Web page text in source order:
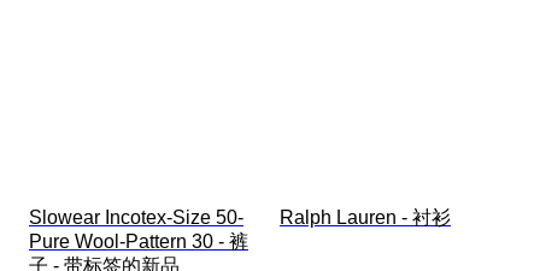
Slowear Incotex-Size 50-
Pure Wool-Pattern 30 - 裤
子 - 带标签的新品
Ralph Lauren - 衬衫